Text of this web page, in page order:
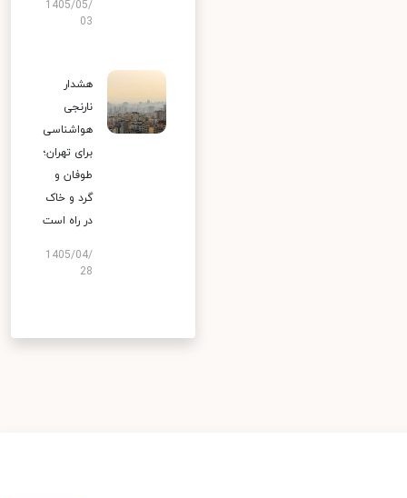
1405/05/
03
هشدار
نارنجی
هواشناسی
برای تهران؛
طوفان و
گرد و خاک
در راه است
1405/04/
28